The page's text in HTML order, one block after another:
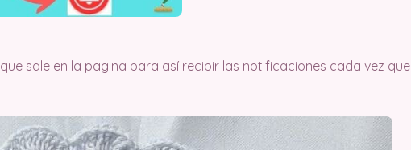
que sale en la pagina para así recibir las notificaciones cada vez que